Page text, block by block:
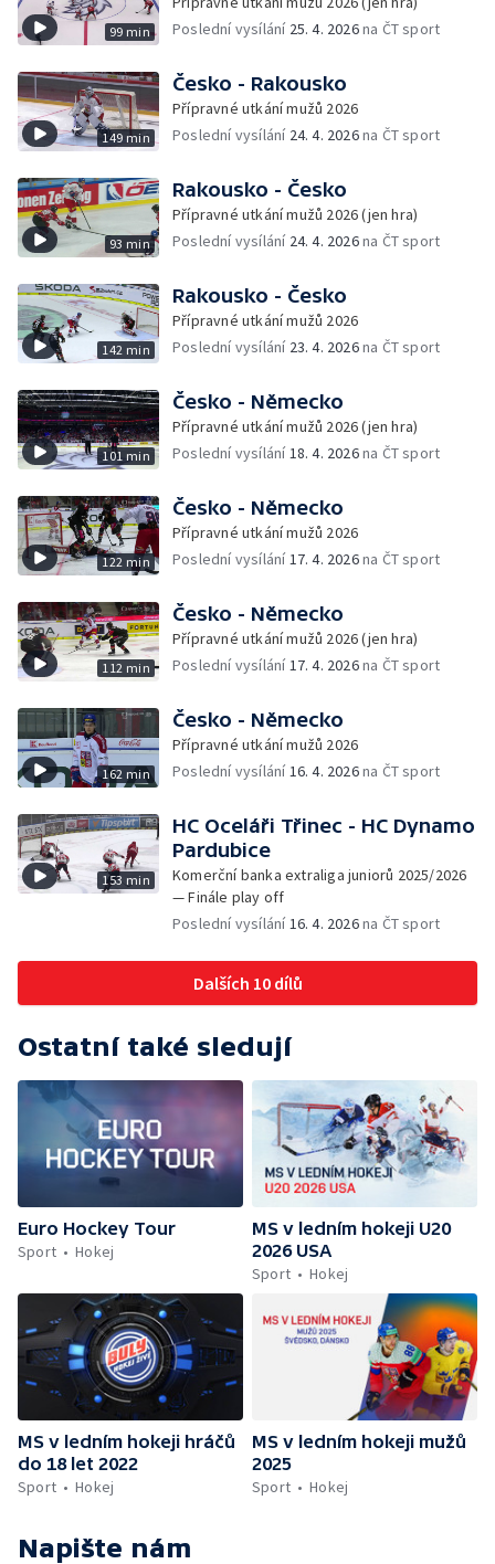
99 min
Poslední vysílání 25. 4. 2026na ČT sport
149 min
Česko - Rakousko
Přípravné utkání mužů 2026
Poslední vysílání 24. 4. 2026na ČT sport
93 min
Rakousko - Česko
Přípravné utkání mužů 2026 (jen hra)
Poslední vysílání 24. 4. 2026na ČT sport
142 min
Rakousko - Česko
Přípravné utkání mužů 2026
Poslední vysílání 23. 4. 2026na ČT sport
101 min
Česko - Německo
Přípravné utkání mužů 2026 (jen hra)
Poslední vysílání18. 4. 2026na ČT sport
122 min
Česko - Německo
Přípravné utkání mužů 2026
Poslední vysílání17. 4. 2026na ČT sport
112 min
Česko - Německo
Přípravné utkání mužů 2026 (jen hra)
Poslední vysílání17. 4. 2026na ČT sport
162 min
Česko - Německo
Přípravné utkání mužů 2026
Poslední vysílání16. 4. 2026na ČT sport
153 min
HC Oceláři Třinec - HC Dynamo
Pardubice
Komerční banka extraliga juniorů 2025/2026
— Finále play off
Poslední vysílání16. 4. 2026na ČT sport
Dalších 10 dílů
Ostatní také sledují
Euro Hockey Tour
Sport
Hokej
MS v ledním hokeji U20
2026 USA
Sport
Hokej
MS v ledním hokeji hráčů
do 18 let 2022
Sport
Hokej
MS v ledním hokeji mužů
2025
Sport
Hokej
Napište nám